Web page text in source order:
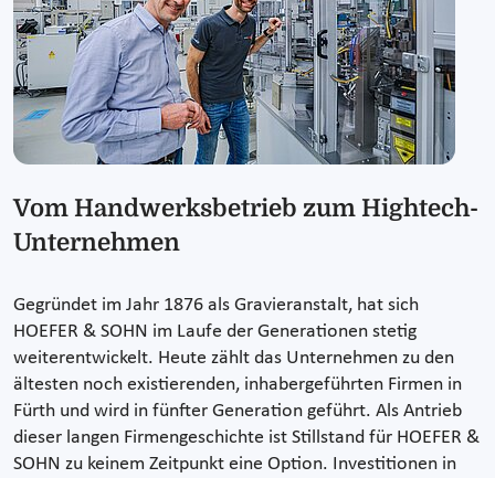
Vom Handwerksbetrieb zum Hightech-
Unternehmen
Gegründet im Jahr 1876 als Gravieranstalt, hat sich
HOEFER & SOHN im Laufe der Generationen stetig
weiterentwickelt. Heute zählt das Unternehmen zu den
ältesten noch existierenden, inhabergeführten Firmen in
Fürth und wird in fünfter Generation geführt. Als Antrieb
dieser langen Firmengeschichte ist Stillstand für HOEFER &
SOHN zu keinem Zeitpunkt eine Option. Investitionen in